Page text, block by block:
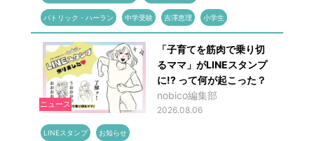
パトリック・ハーラン 中学受験 吉澤恵理 小学生
ニュース
「子育てを筋肉で乗り切
るママ」がLINEスタンプ
に!? って何が起こった？
nobico編集部
2026.08.06
LINEスタンプ お知らせ